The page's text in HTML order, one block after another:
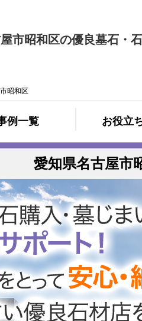
市昭和区の優良墓石・
昭和区
例一覧 お役立
愛知県名古屋市